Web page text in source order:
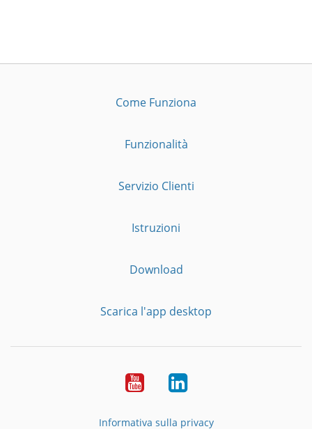
Come Funziona
Funzionalità
Servizio Clienti
Istruzioni
Download
Scarica l'app desktop
YouTubeLinkedIn
Informativa sulla privacy